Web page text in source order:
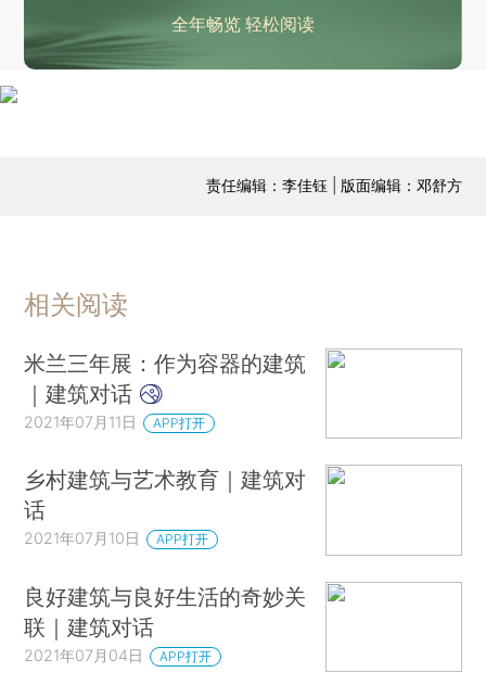
全年畅览 轻松阅读
责任编辑：李佳钰 | 版面编辑：邓舒方
相关阅读
米兰三年展：作为容器的建筑
｜建筑对话
2021年07月11日 APP打开
乡村建筑与艺术教育｜建筑对
话
2021年07月10日 APP打开
良好建筑与良好生活的奇妙关
联｜建筑对话
2021年07月04日 APP打开